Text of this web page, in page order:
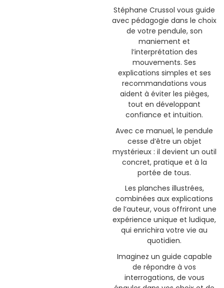
Stéphane Crussol vous guide
avec pédagogie dans le choix
de votre pendule, son
maniement et
l’interprétation des
mouvements. Ses
explications simples et ses
recommandations vous
aident à éviter les pièges,
tout en développant
confiance et intuition.
Avec ce manuel, le pendule
cesse d’être un objet
mystérieux : il devient un outil
concret, pratique et à la
portée de tous.
Les planches illustrées,
combinées aux explications
de l’auteur, vous offriront une
expérience unique et ludique,
qui enrichira votre vie au
quotidien.
Imaginez un guide capable
de répondre à vos
interrogations, de vous